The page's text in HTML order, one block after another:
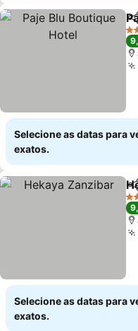
4
Selecione as datas para
exatos.
3
Selecione as datas para
exatos.